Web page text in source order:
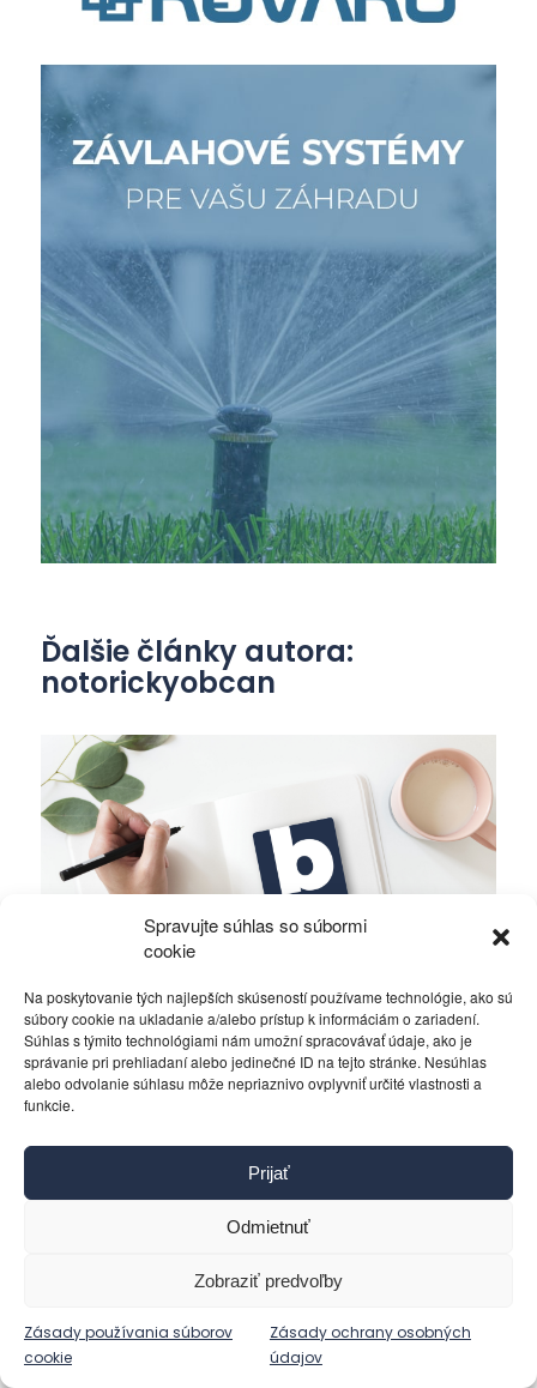
Spravujte súhlas so súbormi
cookie
Na poskytovanie tých najlepších skúseností používame technológie, ako sú
súbory cookie na ukladanie a/alebo prístup k informáciám o zariadení.
Súhlas s týmito technológiami nám umožní spracovávať údaje, ako je
správanie pri prehliadaní alebo jedinečné ID na tejto stránke. Nesúhlas
alebo odvolanie súhlasu môže nepriaznivo ovplyvniť určité vlastnosti a
funkcie.
Prijať
Odmietnuť
Zobraziť predvoľby
Zásady používania súborov
cookie
Zásady ochrany osobných
údajov
Ďalšie články autora:
notorickyobcan
Bude v Kyjeve druhý Majdan?
Politika